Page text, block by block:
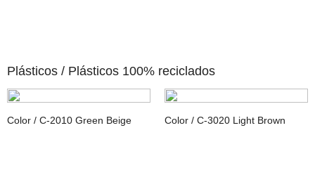
Plásticos / Plásticos 100% reciclados
Color / C-2010 Green Beige Color / C-3020 Light Brown